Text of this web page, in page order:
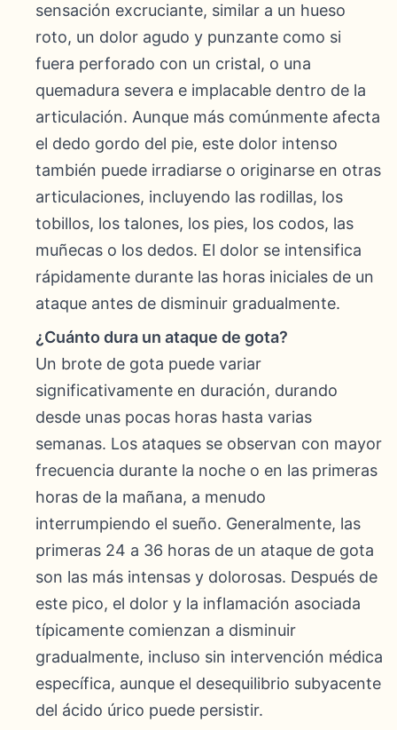
sensación excruciante, similar a un hueso
roto, un dolor agudo y punzante como si
fuera perforado con un cristal, o una
quemadura severa e implacable dentro de la
articulación. Aunque más comúnmente afecta
el dedo gordo del pie, este dolor intenso
también puede irradiarse o originarse en otras
articulaciones, incluyendo las rodillas, los
tobillos, los talones, los pies, los codos, las
muñecas o los dedos. El dolor se intensifica
rápidamente durante las horas iniciales de un
ataque antes de disminuir gradualmente.
¿Cuánto dura un ataque de gota?
Un brote de gota puede variar
significativamente en duración, durando
desde unas pocas horas hasta varias
semanas. Los ataques se observan con mayor
frecuencia durante la noche o en las primeras
horas de la mañana, a menudo
interrumpiendo el sueño. Generalmente, las
primeras 24 a 36 horas de un ataque de gota
son las más intensas y dolorosas. Después de
este pico, el dolor y la inflamación asociada
típicamente comienzan a disminuir
gradualmente, incluso sin intervención médica
específica, aunque el desequilibrio subyacente
del ácido úrico puede persistir.